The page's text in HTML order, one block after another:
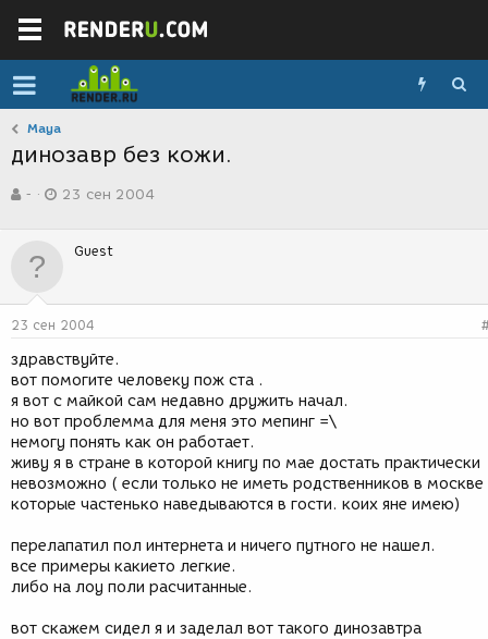
Maya
динозавр без кожи.
в
р
м
-
а
д
н
и
я
23 сен 2004
Guest
23 сен 2004
здравствуйте.
вот помогите человеку пож ста .
я вот с майкой сам недавно дружить начал.
но вот проблемма для меня это мепинг =\
немогу понять как он работает.
живу я в стране в которой книгу по мае достать практически
невозможно ( если только не иметь родственников в москве
которые частенько наведываются в гости. коих яне имею)
перелапатил пол интернета и ничего путного не нашел.
все примеры какието легкие.
либо на лоу поли расчитанные.
вот скажем сидел я и заделал вот такого динозавтра